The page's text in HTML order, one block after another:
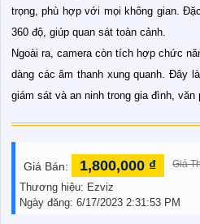
trọng, phù hợp với mọi không gian.
360 độ, giúp quan sát toàn cảnh.
Ngoài ra, camera còn tích hợp chức
dàng các âm thanh xung quanh. Đây
giám sát và an ninh trong gia đình, văn
Giá Bán: 1,800,000 ₫ Giá
Thương hiệu: Ezviz
Ngày đăng: 6/17/2023 2:31:53 PM